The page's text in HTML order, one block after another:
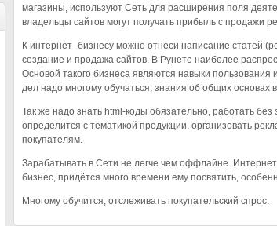
магазины, используют Сеть для расширения поля
владельцы сайтов могут получать прибыль с продажи
К интернет–бизнесу можно отнеси написание статей
создание и продажа сайтов. В Рунете наиболее
Основой такого бизнеса являются навыки
дел надо многому обучаться, знания об общих основах
Так же надо знать html-коды обязательно, работать
определится с тематикой продукции, организовать
покупателям.
Зарабатывать в Сети не легче чем оффлайне.
бизнес, придётся много времени ему посвятить,
Многому обучится, отслеживать покупательский спрос.